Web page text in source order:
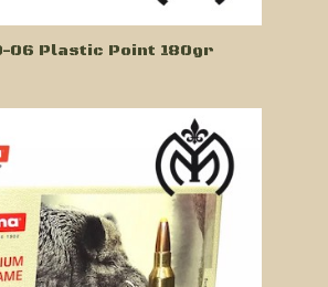
06 Plastic Point 180gr